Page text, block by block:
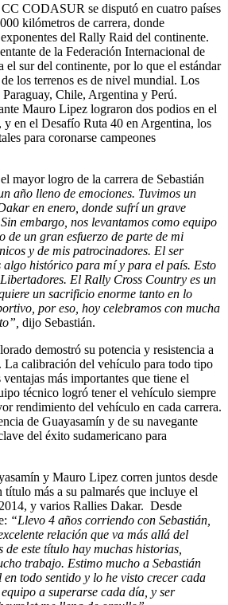
CODASUR se disputó en cuatro países
kilómetros de carrera, donde
del Rally Raid del continente.
de la Federación Internacional de
sur del continente, por lo que el estándar
los terrenos es de nivel mundial. Los
Chile, Argentina y Perú.
Mauro Lipez lograron dos podios en el
en el Desafío Ruta 40 en Argentina, los
para coronarse campeones
mayor logro de la carrera de Sebastián
año lleno de emociones. Tuvimos un
en enero, donde sufrí un grave
embargo, nos levantamos como equipo
de un gran esfuerzo de parte de mi
y de mis patrocinadores. El ser
algo histórico para mí y para el país. Esto
El Rally Cross Country es un
un sacrificio enorme tanto en lo
por eso, hoy celebramos con mucha
dijo Sebastián.
demostró su potencia y resistencia a
La calibración del vehículo para todo tipo
más importantes que tiene el
técnico logró tener el vehículo siempre
rendimiento del vehículo en cada carrera.
de Guayasamín y de su navegante
del éxito sudamericano para
y Mauro Lipez corren juntos desde
más a su palmarés que incluye el
y varios Rallies Dakar. Desde
“Llevo 4 años corriendo con Sebastián,
relación que va más allá del
este título hay muchas historias,
trabajo. Estimo mucho a Sebastián
todo sentido y lo he visto crecer cada
a superarse cada día, y ser